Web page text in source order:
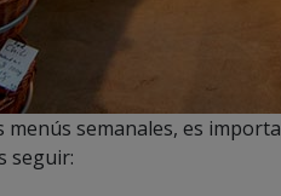
semanales, es
seguir: